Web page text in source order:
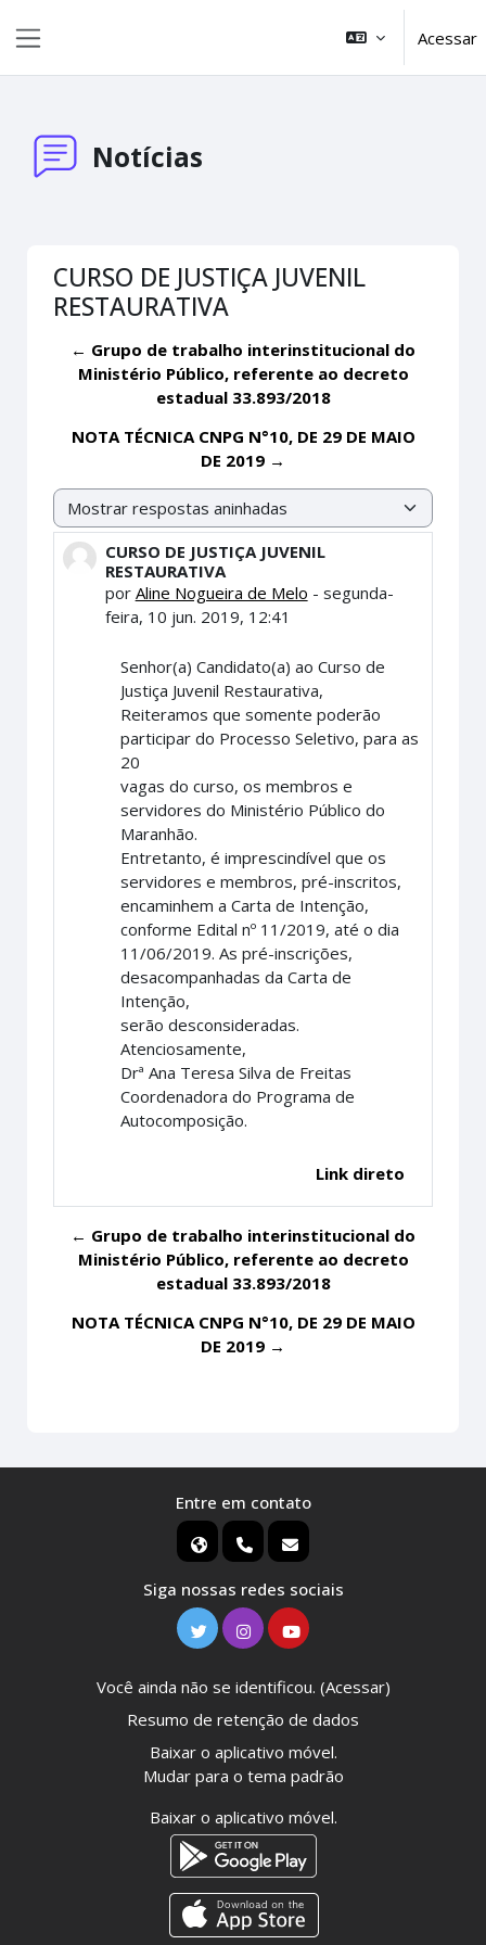
Acessar
Notícias
CURSO DE JUSTIÇA JUVENIL
RESTAURATIVA
← Grupo de trabalho interinstitucional do
Ministério Público, referente ao decreto
estadual 33.893/2018
NOTA TÉCNICA CNPG N°10, DE 29 DE MAIO
DE 2019 →
Modo de visualização
CURSO DE JUSTIÇA JUVENIL
RESTAURATIVA
por Aline Nogueira de Melo - segunda-
feira, 10 jun. 2019, 12:41
Número de respostas: 0
Senhor(a) Candidato(a) ao Curso de
Justiça Juvenil Restaurativa,
Reiteramos que somente poderão
participar do Processo Seletivo, para as
20
vagas do curso, os membros e
servidores do Ministério Público do
Maranhão.
Entretanto, é imprescindível que os
servidores e membros, pré-inscritos,
encaminhem a Carta de Intenção,
conforme Edital nº 11/2019, até o dia
11/06/2019. As pré-inscrições,
desacompanhadas da Carta de
Intenção,
serão desconsideradas.
Atenciosamente,
Drª Ana Teresa Silva de Freitas
Coordenadora do Programa de
Autocomposição.
Link direto
← Grupo de trabalho interinstitucional do
Ministério Público, referente ao decreto
estadual 33.893/2018
NOTA TÉCNICA CNPG N°10, DE 29 DE MAIO
DE 2019 →
Entre em contato
Siga nossas redes sociais
Você ainda não se identificou. (Acessar)
Resumo de retenção de dados
Baixar o aplicativo móvel.
Mudar para o tema padrão
Baixar o aplicativo móvel.